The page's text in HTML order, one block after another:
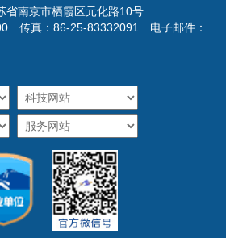
省南京市栖霞区元化路10号
传真：86-25-83332091 电子邮件：